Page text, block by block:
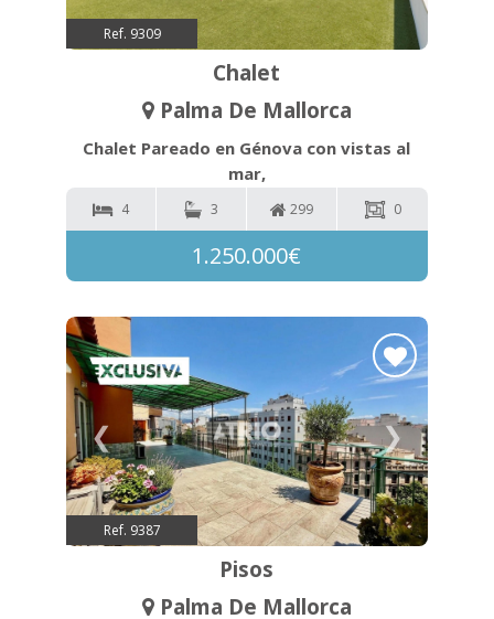
Ref. 9309
Chalet
Palma De Mallorca
Chalet Pareado en Génova con vistas al
mar,
4 3 299 0
1.250.000€
❮ ❯
Ref. 9387
Pisos
Palma De Mallorca